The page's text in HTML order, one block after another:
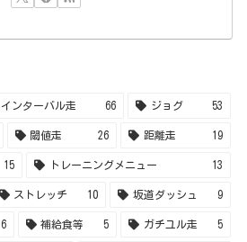
インターバル走 66 ジョグ 53
閾値走 26 距離走 19
15 トレーニングメニュー 13
ストレッチ 10 坂道ダッシュ 9
6 補給食等 5 ガチユル走 5